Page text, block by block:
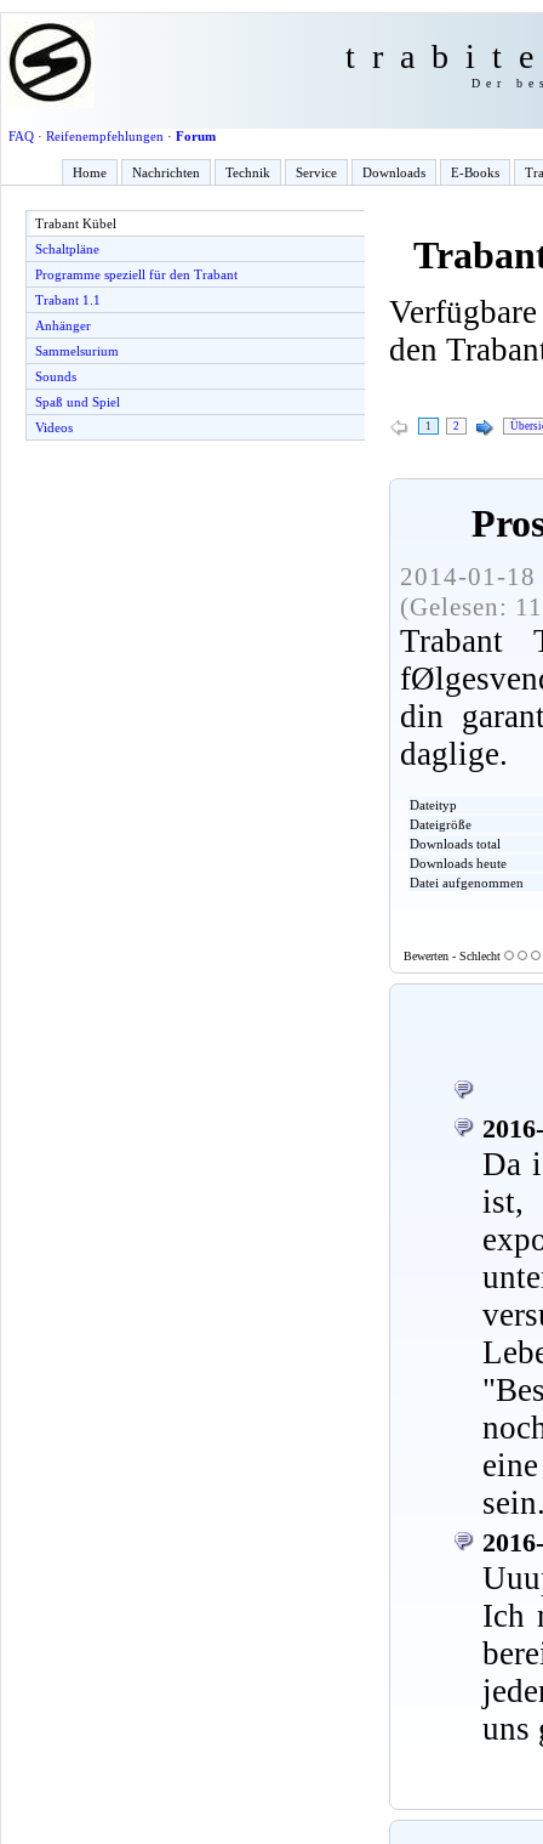
Der
FAQ· Reifenempfehlungen · Forum
Home Nachrichten Technik Service Downloads E-Books
Trabant Kübel
Schaltpläne
Programme speziell für den Trabant
Trabant 1.1
Anhänger
Sammelsurium
Sounds
Spaß und Spiel
Videos
den
1 2
2014-01-
(Gelesen:
din
daglige.
Dateityp
Dateigröße
Downloads total
Downloads heute
Datei aufgenommen
Bewerten - Schlecht
Da
ist,
Ich
uns